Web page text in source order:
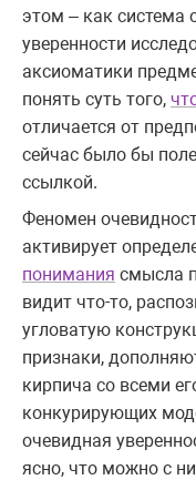
этом – как система
уверенности
аксиоматики
понять суть того,
отличается от
сейчас было бы
ссылкой.
Феномен
активирует
понимания смысла
видит что-то,
угловатую
признаки,
кирпича со всеми
конкурирующих
очевидная
ясно, что можно с